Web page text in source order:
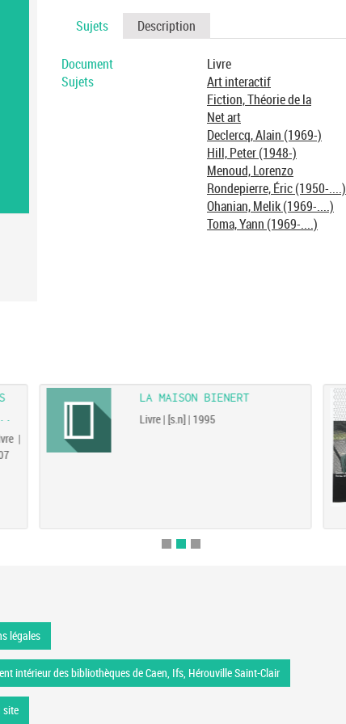
Sujets Description
Document
Livre
Sujets
Art interactif
Fiction, Théorie de la
Net art
Declercq, Alain (1969-)
Hill, Peter (1948-)
Menoud, Lorenzo
Rondepierre, Éric (1950-....)
Ohanian, Melik (1969-....)
Toma, Yann (1969-....)
LA MAISON BIENERT
Livre | [s.n] | 1995
|
légales
intérieur des bibliothèques de Caen, Ifs, Hérouville Saint-Clair
site